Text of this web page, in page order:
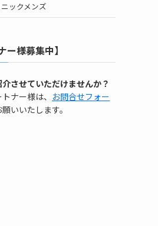
ックメンズ
ー様募集中】
させていただけませんか？
ナー様は、 お問合せフォー
いいたします。